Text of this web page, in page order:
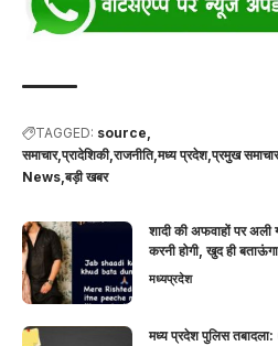
TAGGED: source
समाचार,प्रादेशिकी,राजनीति,मध्य प्रदेश,प्रमुख
News,बड़ी खबर
शादी की अफवाहों पर अली
करनी होगी, खुद ही
मध्यप्रदेश
मध्य प्रदेश पुलिस